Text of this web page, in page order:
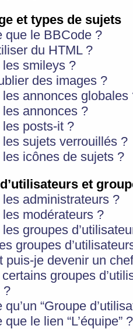
et types de sujets
que le BBCode ?
du HTML ?
smileys ?
des images ?
annonces globales
annonces ?
posts-it ?
sujets verrouillés ?
icônes de sujets ?
et
administrateurs ?
modérateurs ?
groupes
groupes
puis-je devenir un
groupes
?
qu’un “Groupe
que le lien “L’équipe” ?